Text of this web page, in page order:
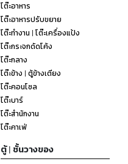
โต๊ะอาหาร
โต๊ะอาหารปรับขยาย
โต๊ะทำงาน | โต๊ะเครื่องแป้ง
โต๊ะกระจกดัดโค้ง
โต๊ะกลาง
โต๊ะข้าง | ตู้ข้างเตียง
โต๊ะคอนโซล
โต๊ะบาร์
โต๊ะสำนักงาน
โต๊ะคาเฟ่
ตู้ | ชั้นวางของ